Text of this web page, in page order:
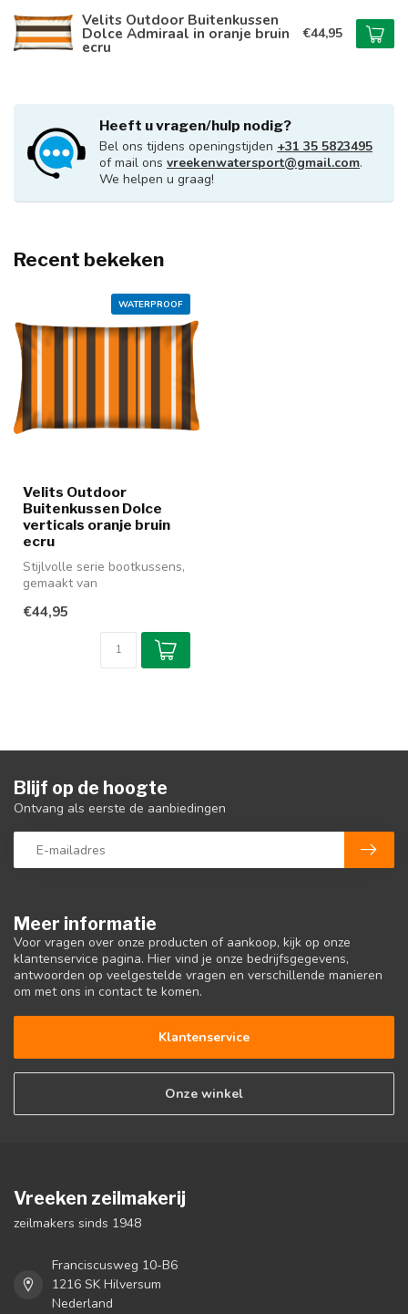
Velits Outdoor Buitenkussen
Dolce Admiraal in oranje bruin
ecru
€44,95
Heeft u vragen/hulp nodig?
Bel ons tijdens openingstijden +31 35 5823495
of mail ons vreekenwatersport@gmail.com.
We helpen u graag!
Recent bekeken
WATERPROOF
Velits Outdoor
Buitenkussen Dolce
verticals oranje bruin
ecru
Stijlvolle serie bootkussens,
gemaakt van
oranje bruin ...
€44,95
Meer informatie
Voor vragen over onze producten of aankoop, kijk op onze
klantenservice pagina. Hier vind je onze bedrijfsgegevens,
antwoorden op veelgestelde vragen en verschillende manieren
om met ons in contact te komen.
Klantenservice
Onze winkel
Blijf op de hoogte
Ontvang als eerste de aanbiedingen
Vreeken zeilmakerij
zeilmakers sinds 1948
Franciscusweg 10-B6
1216 SK Hilversum
Nederland